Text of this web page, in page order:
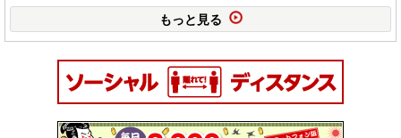
もっと見る